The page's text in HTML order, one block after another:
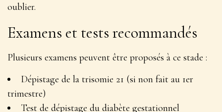
oublier.
Examens et tests recommandés
Plusieurs examens peuvent être proposés à ce stade :
Dépistage de la trisomie 21 (si non fait au 1er
trimestre)
Test de dépistage du diabète gestationnel